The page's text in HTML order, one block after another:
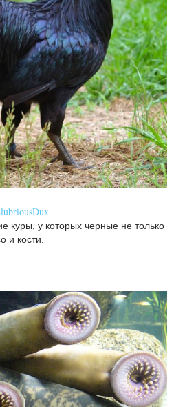
куры, у которых черные не только
и кости.